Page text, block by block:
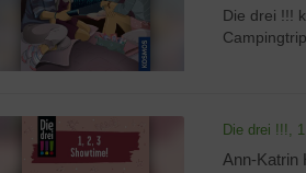
Die drei !!!
Die drei !!!,
Ann-Katrin